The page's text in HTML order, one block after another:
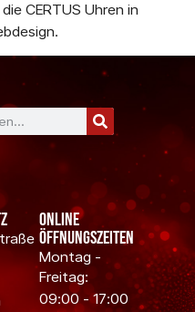
CERTUS Uhren in
Online
Öffnungszeiten
Montag -
Freitag:
09:00 - 17:00